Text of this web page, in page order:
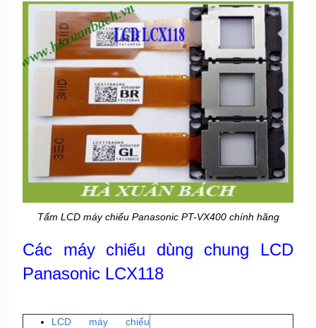
Tấm LCD máy chiếu Panasonic PT-VX400 chính hãng
Các máy chiếu dùng chung LCD
Panasonic LCX118
LCD máy chiếu